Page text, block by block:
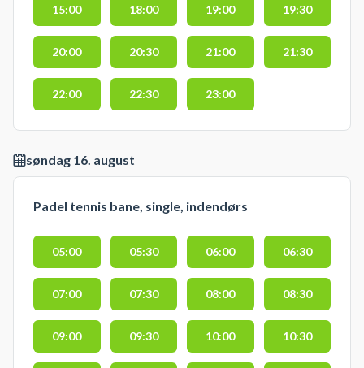
15:00 18:00 19:00 19:30
20:00 20:30 21:00 21:30
22:00 22:30 23:00
søndag 16. august
Padel tennis bane, single, indendørs
05:00 05:30 06:00 06:30
07:00 07:30 08:00 08:30
09:00 09:30 10:00 10:30